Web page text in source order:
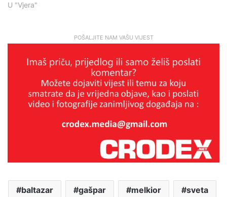
U "Vjera"
POŠALJITE NAM VAŠU VIJEST
baltazar gašpar melkior sveta